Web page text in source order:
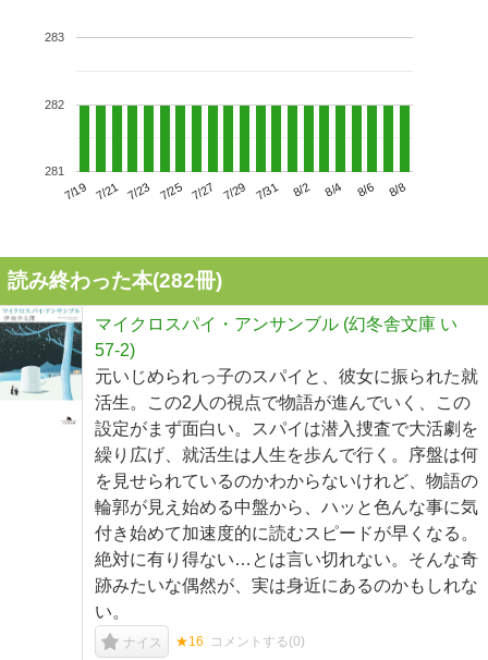
7/19 7/21 7/23 7/25 7/27 7/29 7/31 8/2 8/4 8/6 8/8
281
282
283
読み終わった本(282冊)
マイクロスパイ・アンサンブル (幻冬舎文庫 い
57-2)
元いじめられっ子のスパイと、彼女に振られた就
活生。この2人の視点で物語が進んでいく、この
設定がまず面白い。スパイは潜入捜査で大活劇を
繰り広げ、就活生は人生を歩んで行く。序盤は何
を見せられているのかわからないけれど、物語の
輪郭が見え始める中盤から、ハッと色んな事に気
付き始めて加速度的に読むスピードが早くなる。
絶対に有り得ない…とは言い切れない。そんな奇
跡みたいな偶然が、実は身近にあるのかもしれな
い。
ナイス ★16 コメントする(0)